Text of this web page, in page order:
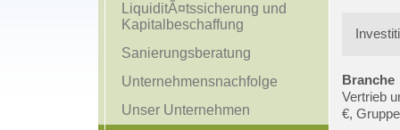
Branche
Vertrieb
€,
LiquiditÃ¤tssicherung und
Kapitalbeschaffung
Sanierungsberatung
Unternehmensnachfolge
Unser Unternehmen